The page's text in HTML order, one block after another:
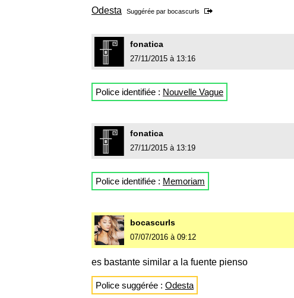
Odesta Suggérée par bocascurls
fonatica
27/11/2015 à 13:16
Police identifiée : Nouvelle Vague
fonatica
27/11/2015 à 13:19
Police identifiée : Memoriam
bocascurls
07/07/2016 à 09:12
es bastante similar a la fuente pienso
Police suggérée : Odesta